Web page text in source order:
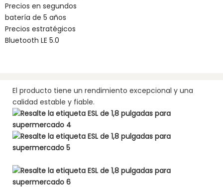
Precios en segundos
batería de 5 años
Precios estratégicos
Bluetooth LE 5.0
El producto tiene un rendimiento excepcional y una
calidad estable y fiable.